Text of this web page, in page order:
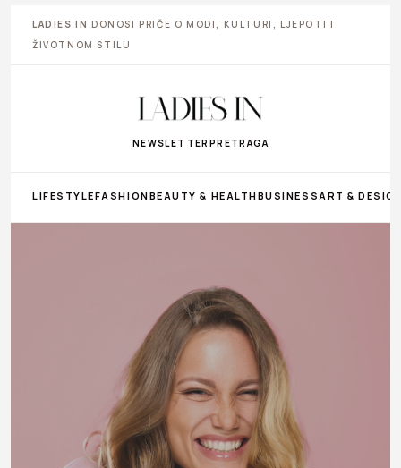
LADIES IN DONOSI PRIČE O MODI, KULTURI, LJEPOTI I
ŽIVOTNOM STILU
NEWSLETTER PRETRAGA
LIFESTYLEFASHIONBEAUTY & HEALTHBUSINESS ART &